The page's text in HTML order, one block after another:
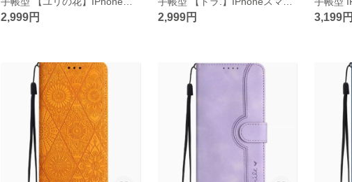
2,999円 2,999円 3,199円